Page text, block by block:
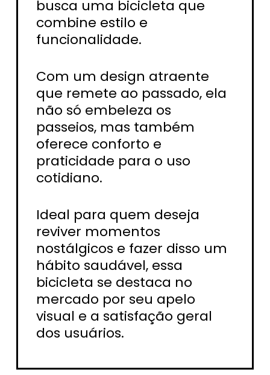
busca uma bicicleta que
combine estilo e
funcionalidade.
Com um design atraente
que remete ao passado, ela
não só embeleza os
passeios, mas também
oferece conforto e
praticidade para o uso
cotidiano.
Ideal para quem deseja
reviver momentos
nostálgicos e fazer disso um
hábito saudável, essa
bicicleta se destaca no
mercado por seu apelo
visual e a satisfação geral
dos usuários.